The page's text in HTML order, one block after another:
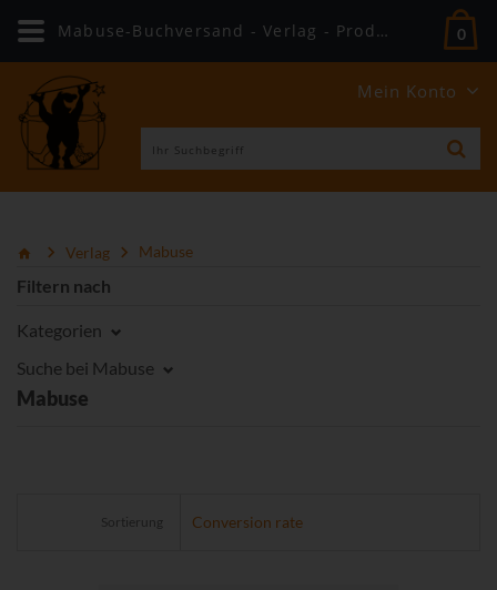
Mein Konto
0
Verlag Mabuse
Filtern nach
Kategorien
Suche bei Mabuse
Mabuse
Sortierung
Mabuse-Buchversand - Verlag - Produkte